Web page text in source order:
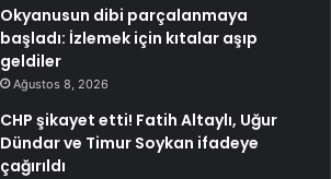
Okyanusun dibi parçalanmaya
başladı: İzlemek için kıtalar aşıp
geldiler
Ağustos 8, 2026
CHP şikayet etti! Fatih Altaylı, Uğur
Dündar ve Timur Soykan ifadeye
çağırıldı